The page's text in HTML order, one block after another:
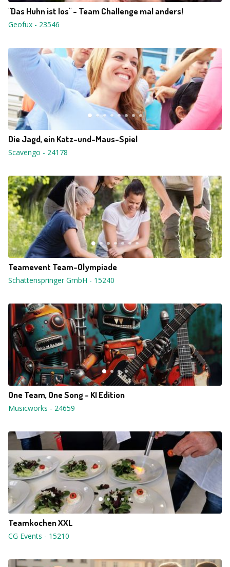
"Das Huhn ist los" - Team Challenge mal anders!
Geofux - 23546
Die Jagd, ein Katz-und-Maus-Spiel
Scavengo - 24178
Teamevent Team-Olympiade
Schattenspringer GmbH - 15240
One Team, One Song - KI Edition
Musicworks - 24659
Teamkochen XXL
CG Events - 15210